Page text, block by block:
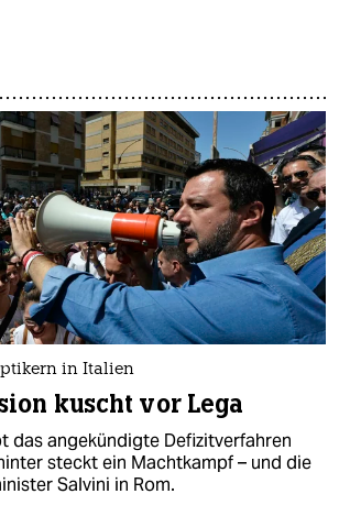
in Italien
kuscht vor Lega
das angekündigte Defizitverfahren
steckt ein Machtkampf – und die
Salvini in Rom.